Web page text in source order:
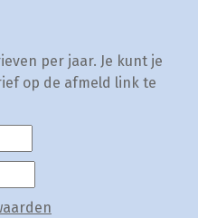
per jaar. Je kunt je
op de afmeld link te